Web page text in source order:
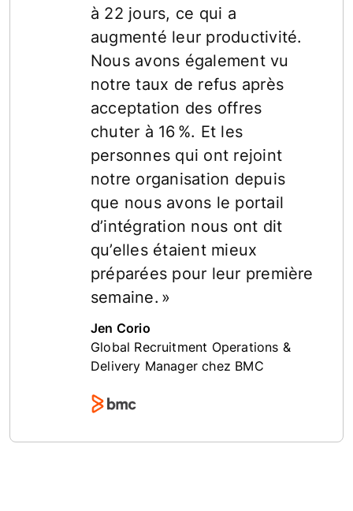
à 22 jours, ce qui a
augmenté leur productivité.
Nous avons également vu
notre taux de refus après
acceptation des offres
chuter à 16 %. Et les
personnes qui ont rejoint
notre organisation depuis
que nous avons le portail
d’intégration nous ont dit
qu’elles étaient mieux
préparées pour leur première
semaine. »
Jen Corio
Global Recruitment Operations &
Delivery Manager chez BMC